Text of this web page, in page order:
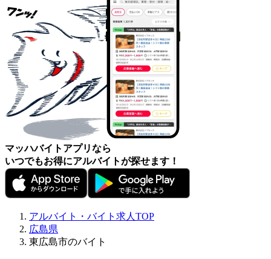
マッハバイトアプリなら
いつでもお得にアルバイトが探せます！
アルバイト・バイト求人TOP
広島県
東広島市のバイト